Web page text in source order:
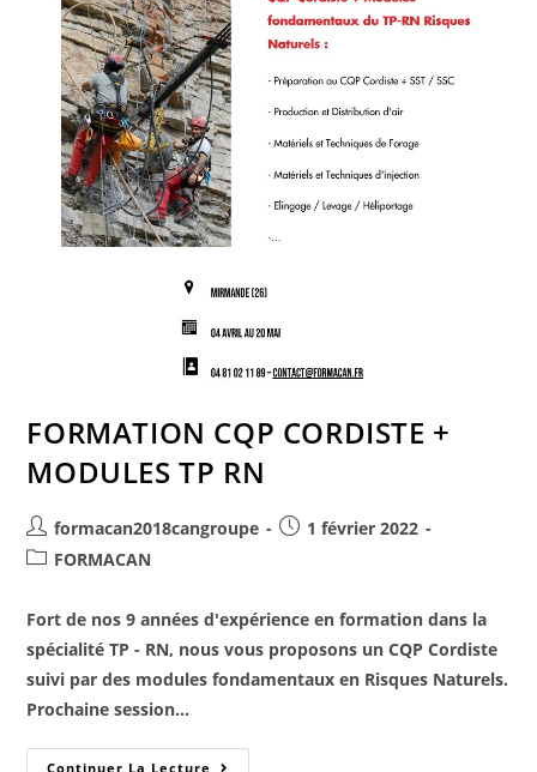
FORMATION CQP CORDISTE +
MODULES TP RN
formacan2018cangroupe
1 février 2022
FORMACAN
Fort de nos 9 années d'expérience en formation dans la
spécialité TP - RN, nous vous proposons un CQP Cordiste
suivi par des modules fondamentaux en Risques Naturels.
Prochaine session…
Continuer La Lecture